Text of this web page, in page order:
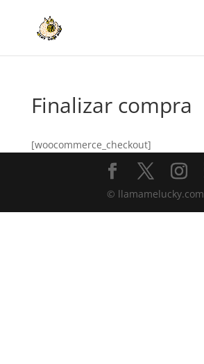
Finalizar compra
[woocommerce_checkout]
© llamamelucky.com